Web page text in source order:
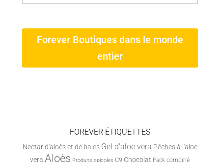
Forever Boutiques dans le monde
entier
FOREVER ÉTIQUETTES
Nectar d'aloès et de baies Gel d'aloe vera Pêches à l'aloe
vera Aloès Produits apicoles C9 Chocolat Pack combiné